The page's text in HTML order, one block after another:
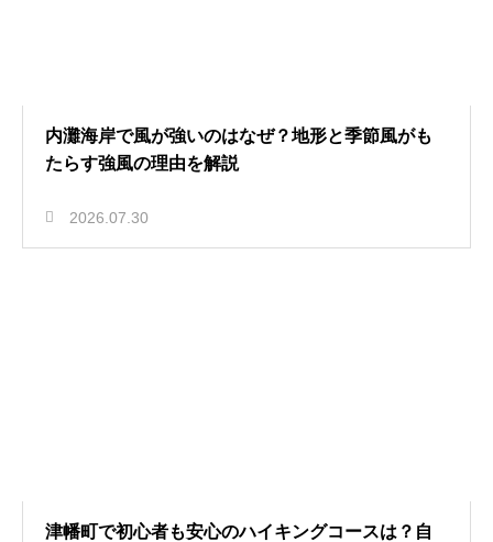
内灘海岸で風が強いのはなぜ？地形と季節風がも
たらす強風の理由を解説
2026.07.30
津幡町で初心者も安心のハイキングコースは？自